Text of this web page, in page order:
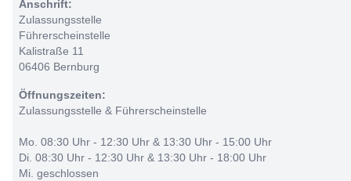
Anschrift:
Zulassungsstelle
Führerscheinstelle
Kalistraße 11
06406 Bernburg
Öffnungszeiten:
Zulassungsstelle & Führerscheinstelle
Mo. 08:30 Uhr - 12:30 Uhr & 13:30 Uhr - 15:00 Uhr
Di. 08:30 Uhr - 12:30 Uhr & 13:30 Uhr - 18:00 Uhr
Mi. geschlossen